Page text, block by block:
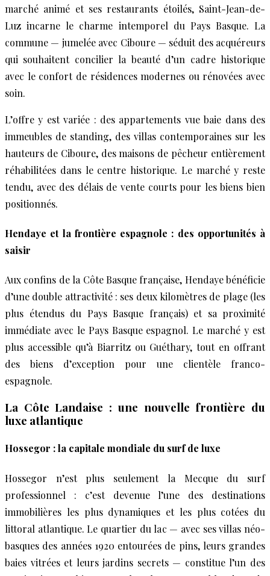
marché animé et ses restaurants étoilés, Saint-Jean-de-
Luz incarne le charme intemporel du Pays Basque. La
commune — jumelée avec Ciboure — séduit des acquéreurs
qui souhaitent concilier la beauté d’un cadre historique
avec le confort de résidences modernes ou rénovées avec
soin.
L’offre y est variée : des appartements vue baie dans des
immeubles de standing, des villas contemporaines sur les
hauteurs de Ciboure, des maisons de pêcheur entièrement
réhabilitées dans le centre historique. Le marché y reste
tendu, avec des délais de vente courts pour les biens bien
positionnés.
Hendaye et la frontière espagnole : des opportunités à
saisir
Aux confins de la Côte Basque française, Hendaye bénéficie
d’une double attractivité : ses deux kilomètres de plage (les
plus étendus du Pays Basque français) et sa proximité
immédiate avec le Pays Basque espagnol. Le marché y est
plus accessible qu’à Biarritz ou Guéthary, tout en offrant
des biens d’exception pour une clientèle franco-
espagnole.
La Côte Landaise : une nouvelle frontière du
luxe atlantique
Hossegor : la capitale mondiale du surf de luxe
Hossegor n’est plus seulement la Mecque du surf
professionnel : c’est devenue l’une des destinations
immobilières les plus dynamiques et les plus cotées du
littoral atlantique. Le quartier du lac — avec ses villas néo-
basques des années 1920 entourées de pins, leurs grandes
baies vitrées et leurs jardins secrets — constitue l’un des